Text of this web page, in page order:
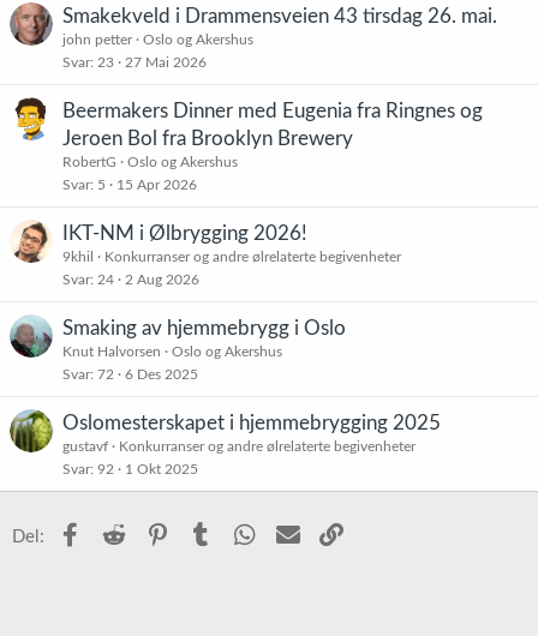
r
:
Smakekveld i Drammensveien 43 tirsdag 26. mai.
john petter
Oslo og Akershus
Svar 23 27 Mai 2026
Beermakers Dinner med Eugenia fra Ringnes og
Jeroen Bol fra Brooklyn Brewery
RobertG
Oslo og Akershus
Svar 5 15 Apr 2026
IKT-NM i Ølbrygging 2026!
9khil
Konkurranser og andre ølrelaterte begivenheter
Svar 24 2 Aug 2026
Smaking av hjemmebrygg i Oslo
Knut Halvorsen
Oslo og Akershus
Svar 72 6 Des 2025
Oslomesterskapet i hjemmebrygging 2025
gustavf
Konkurranser og andre ølrelaterte begivenheter
Svar 92 1 Okt 2025
Del: Facebook
Reddit PinterestTumblr WhatsApp
E-post